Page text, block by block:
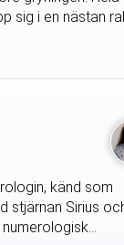
sig i en nästan
känd som
stjärnan Sirius